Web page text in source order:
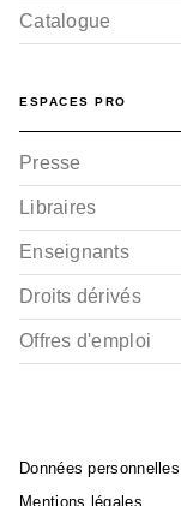
Catalogue
ESPACES PRO
Presse
Libraires
Enseignants
Droits dérivés
Offres d'emploi
Données personnelles
Mentions légales